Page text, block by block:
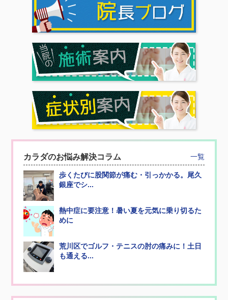
カラダのお悩み解決コラム 一覧
歩くたびに股関節が痛む・引っかかる。尾久
銀座でシ...
熱中症に要注意！暑い夏を元気に乗り切るた
めに
荒川区でゴルフ・テニスの肘の痛みに！土日
も通える...